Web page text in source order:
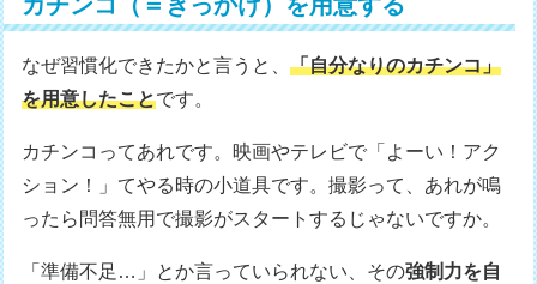
なぜ習慣化できたかと言うと、「自分なりのカチンコ」
を用意したことです。
カチンコってあれです。映画やテレビで「よーい！アク
ション！」てやる時の小道具です。撮影って、あれが鳴
ったら問答無用で撮影がスタートするじゃないですか。
「準備不足…」とか言っていられない、その強制力を自